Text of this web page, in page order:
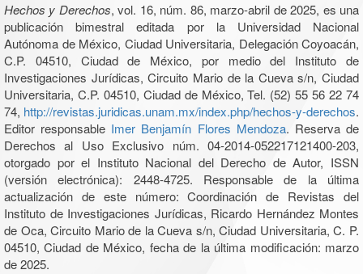
Hechos y Derechos, vol. 16, núm. 86, marzo-abril de 2025, es una
publicación bimestral editada por la Universidad Nacional
Autónoma de México, Ciudad Universitaria, Delegación Coyoacán,
C.P. 04510, Ciudad de México, por medio del Instituto de
Investigaciones Jurídicas, Circuito Mario de la Cueva s/n, Ciudad
Universitaria, C.P. 04510, Ciudad de México, Tel. (52) 55 56 22 74
74, http://revistas.juridicas.unam.mx/index.php/hechos-y-derechos.
Editor responsable Imer Benjamín Flores Mendoza. Reserva de
Derechos al Uso Exclusivo núm. 04-2014-052217121400-203,
otorgado por el Instituto Nacional del Derecho de Autor, ISSN
(versión electrónica): 2448-4725. Responsable de la última
actualización de este número: Coordinación de Revistas del
Instituto de Investigaciones Jurídicas, Ricardo Hernández Montes
de Oca, Circuito Mario de la Cueva s/n, Ciudad Universitaria, C. P.
04510, Ciudad de México, fecha de la última modificación: marzo
de 2025.